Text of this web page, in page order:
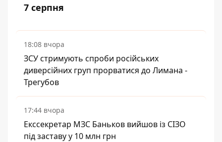
7 серпня
18:08 вчора
ЗСУ стримують спроби російських
диверсійних груп прорватися до Лимана -
Трегубов
17:44 вчора
Екссекретар МЗС Баньков вийшов із СІЗО
під заставу у 10 млн грн